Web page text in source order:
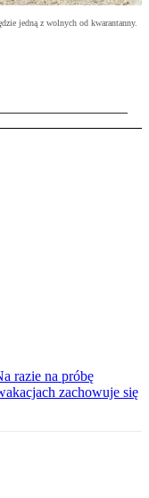
jedną z wolnych od kwarantanny.
razie na próbę
zachowuje się